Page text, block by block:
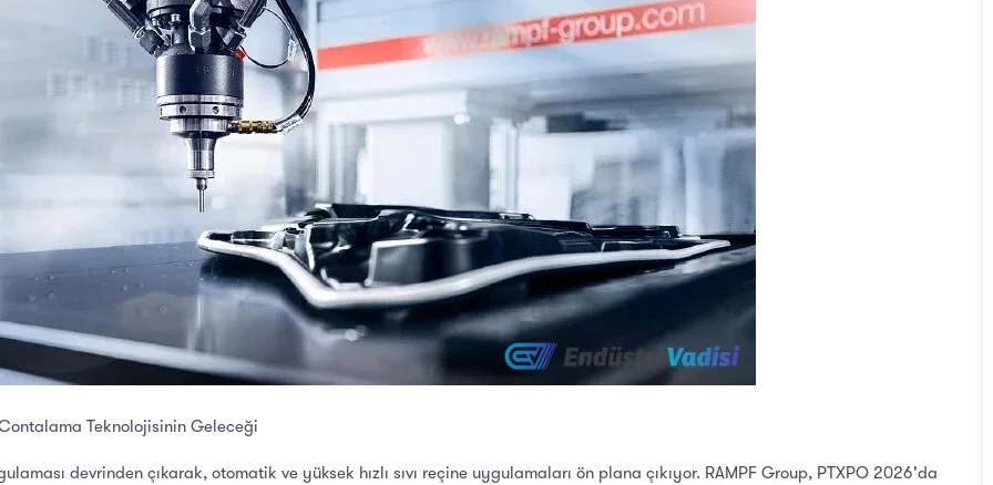
Teknolojisinin Geleceği
devrinden çıkarak, otomatik ve yüksek hızlı sıvı reçine uygulamaları ön plana çıkıyor. RAMPF Group, PTXPO 2026'da